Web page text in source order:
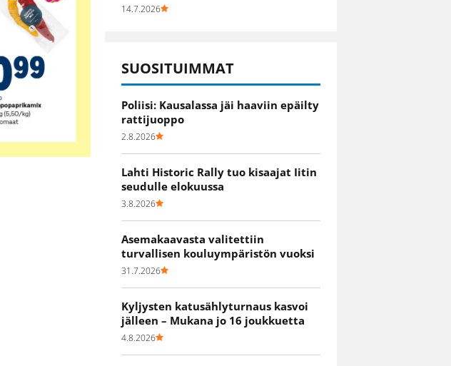
14.7.2026
SUOSITUIMMAT
Poliisi: Kausalassa jäi haaviin epäilty
rattijuoppo
2.8.2026
Lahti Historic Rally tuo kisaajat Iitin
seudulle elokuussa
3.8.2026
Asemakaavasta valitettiin
turvallisen kouluympäristön vuoksi
31.7.2026
Kyljysten katusählyturnaus kasvoi
jälleen – Mukana jo 16 joukkuetta
4.8.2026